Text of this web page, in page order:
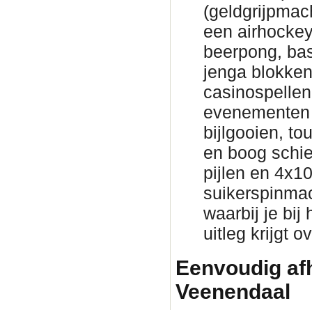
een
beerpong,
jenga
bijlgooien,
en boog
pijlen en
waarbij je bij
uitleg krijgt
Eenvoudig
Veenendaal